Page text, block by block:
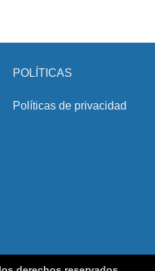
POLÍTICAS
Políticas de privacidad